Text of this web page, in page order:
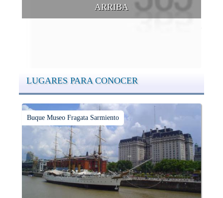
ARRIBA
LUGARES PARA CONOCER
Buque Museo Fragata Sarmiento